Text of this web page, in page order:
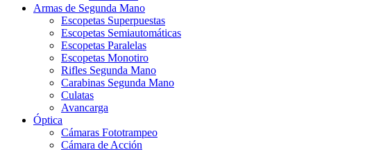
Armas de Segunda Mano
Escopetas Superpuestas
Escopetas Semiautomáticas
Escopetas Paralelas
Escopetas Monotiro
Rifles Segunda Mano
Carabinas Segunda Mano
Culatas
Avancarga
Óptica
Cámaras Fototrampeo
Cámara de Acción